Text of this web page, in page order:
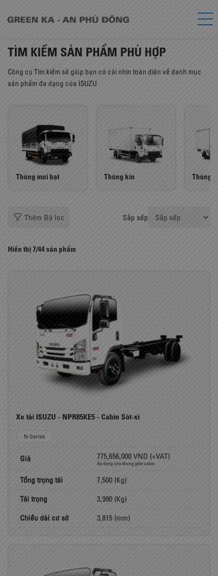
TÌM KIẾM SẢN PHẨM PHÙ HỢP
Công cụ Tìm kiếm sẽ giúp bạn có cái nhìn toàn diện về danh mục
sản phẩm đa dạng của ISUZU
Thùng mui bạt Thùng kín Thùng
Thêm Bộ lọc Sắp xếp
Hiển thị7/44sản phẩm
Xe tải ISUZU - NPR85KE5 - Cabin Sát-xi
N-Series
Giá 775,656,000 VND (+VAT)
Áp dụng cho khung gầm cabin
Tổng trọng tải
7,500 (Kg)
Tải trọng
3,990 (Kg)
Chiều dài cơ sở
3,815 (mm)